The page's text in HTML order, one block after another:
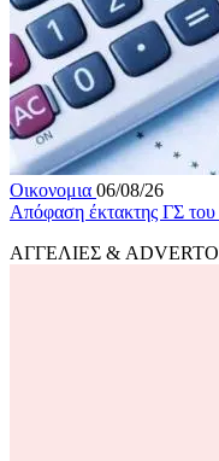
Οικονομια 06/08/26
Απόφαση έκτακτης ΓΣ
ΑΓΓΕΛΙΕΣ &